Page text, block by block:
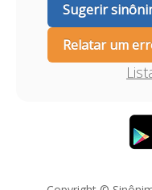
Sugerir
Relatar um